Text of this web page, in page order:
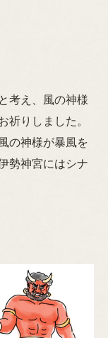
考え、風の神様
祈りしました。
の神様が暴風を
勢神宮にはシナ